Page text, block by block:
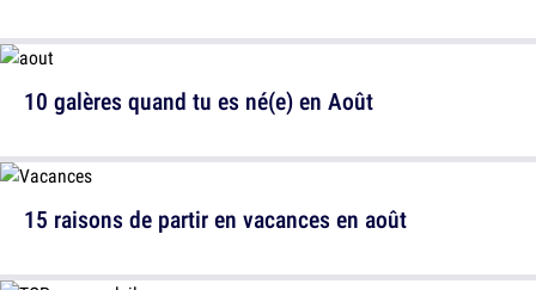
15 raisons de partir en vacances en août
10 galères quand tu es né(e) en Août